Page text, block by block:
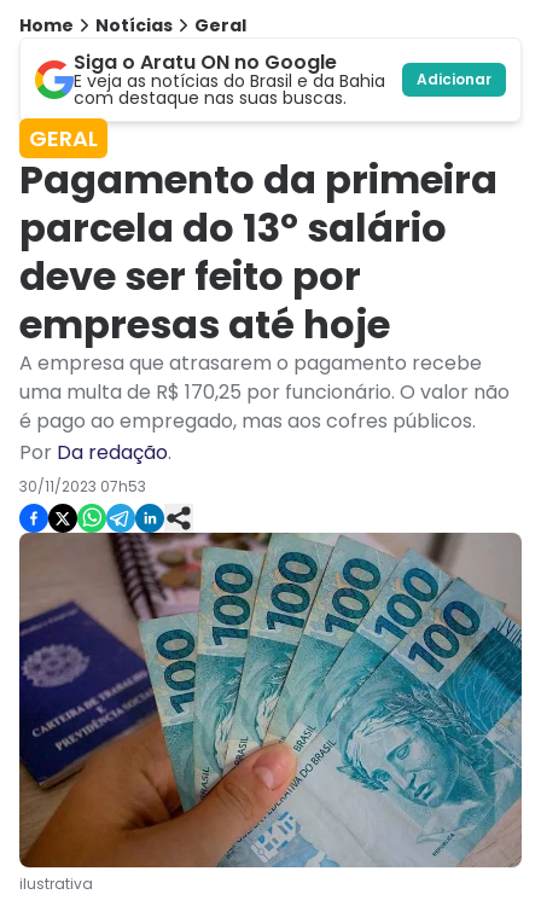
Home Notícias Geral
Siga o Aratu ON no Google
E veja as notícias do Brasil e da Bahia
com destaque nas suas buscas.
Adicionar
GERAL
Pagamento da primeira
parcela do 13º salário
deve ser feito por
empresas até hoje
A empresa que atrasarem o pagamento recebe
uma multa de R$ 170,25 por funcionário. O valor não
é pago ao empregado, mas aos cofres públicos.
Por Da redação.
30/11/2023 07h53
ilustrativa